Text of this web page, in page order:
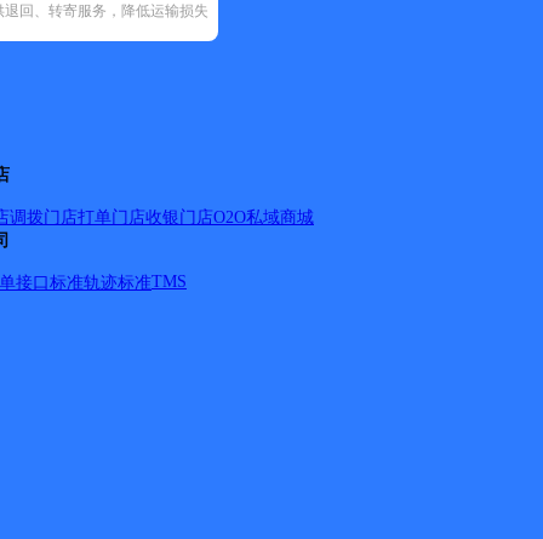
退回、转寄服务，降低运输损失
调拨门店打单门店收银门店O2O私域商城
接口标准轨迹标准TMS